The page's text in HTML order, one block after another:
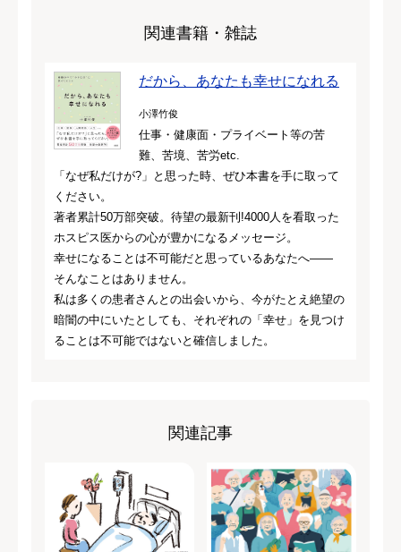
関連書籍・雑誌
だから、あなたも幸せになれる
小澤竹俊
仕事・健康面・プライベート等の苦
難、苦境、苦労etc.
「なぜ私だけが?」と思った時、ぜひ本書を手に取って
ください。
著者累計50万部突破。待望の最新刊!4000人を看取った
ホスピス医からの心が豊かになるメッセージ。
幸せになることは不可能だと思っているあなたへ――
そんなことはありません。
私は多くの患者さんとの出会いから、今がたとえ絶望の
暗闇の中にいたとしても、それぞれの「幸せ」を見つけ
ることは不可能ではないと確信しました。
関連記事